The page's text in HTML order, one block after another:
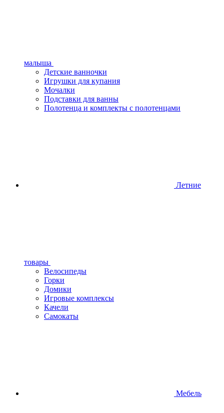
малыша
Детские ванночки
Игрушки для купания
Мочалки
Подставки для ванны
Полотенца и комплекты с полотенцами
Летние
товары
Велосипеды
Горки
Домики
Игровые комплексы
Качели
Самокаты
Мебель